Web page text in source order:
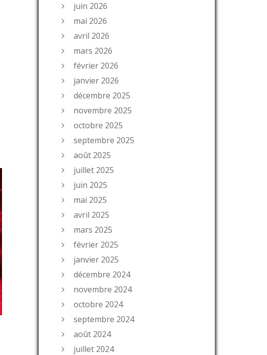
juin 2026
mai 2026
avril 2026
mars 2026
février 2026
janvier 2026
décembre 2025
novembre 2025
octobre 2025
septembre 2025
août 2025
juillet 2025
juin 2025
mai 2025
avril 2025
mars 2025
février 2025
janvier 2025
décembre 2024
novembre 2024
octobre 2024
septembre 2024
août 2024
juillet 2024